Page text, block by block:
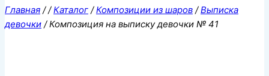
Главная / / Каталог / Композиции из шаров / Выписка
девочки / Композиция на выписку девочки № 41